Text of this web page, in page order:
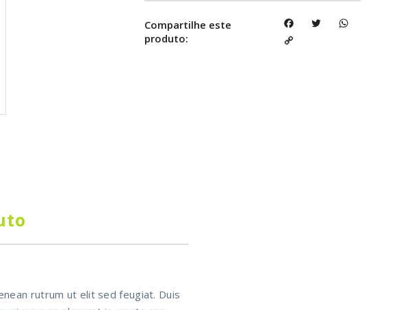
Compartilhe este
produto:
FacebookTwitter
rutrum ut elit sed feugiat. Duis